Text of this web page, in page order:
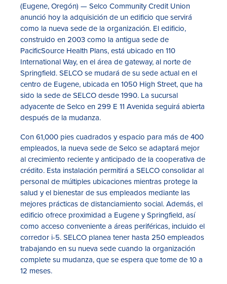
Tasas
Sucursales
Contáctanos
Hazte miembro
Registrarse en la banca digital
In English
(Eugene, Oregón) — Selco Community Credit Union
anunció hoy la adquisición de un edificio que servirá
como la nueva sede de la organización. El edificio,
construido en 2003 como la antigua sede de
PacificSource Health Plans, está ubicado en 110
International Way, en el área de gateway, al norte de
Springfield. SELCO se mudará de su sede actual en el
centro de Eugene, ubicada en 1050 High Street, que ha
sido la sede de SELCO desde 1990. La sucursal
adyacente de Selco en 299 E 11 Avenida seguirá abierta
después de la mudanza.
Con 61,000 pies cuadrados y espacio para más de 400
empleados, la nueva sede de Selco se adaptará mejor
al crecimiento reciente y anticipado de la cooperativa de
crédito. Esta instalación permitirá a SELCO consolidar al
personal de múltiples ubicaciones mientras protege la
salud y el bienestar de sus empleados mediante las
mejores prácticas de distanciamiento social. Además, el
edificio ofrece proximidad a Eugene y Springfield, así
como acceso conveniente a áreas periféricas, incluido el
corredor i-5. SELCO planea tener hasta 250 empleados
trabajando en su nueva sede cuando la organización
complete su mudanza, que se espera que tome de 10 a
12 meses.